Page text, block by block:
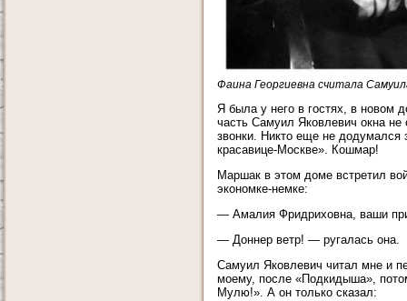
Фаина Георгиевна считала
Я была у него в гостях, в новом
часть Самуил Яковлевич окна
звонки. Никто еще не додумался
красавице-Москве». Кошмар!
Маршак в этом доме встретил
экономке-немке:
— Амалия Фридриховна, ваши
— Доннер ветр! — ругалась она.
Самуил Яковлевич читал мне и
моему, после «Подкидыша»,
Мулю!». А он только сказал: